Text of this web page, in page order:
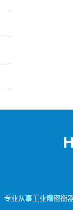
专业从事工业精密衡